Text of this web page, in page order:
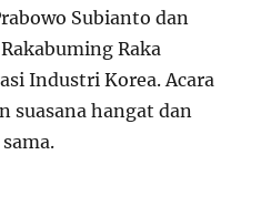
Subianto dan
Raka
Industri Korea. Acara
suasana hangat dan